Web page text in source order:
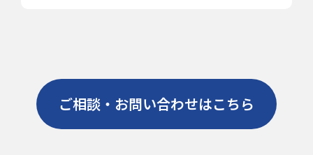
ご相談・お問い合わせはこちら